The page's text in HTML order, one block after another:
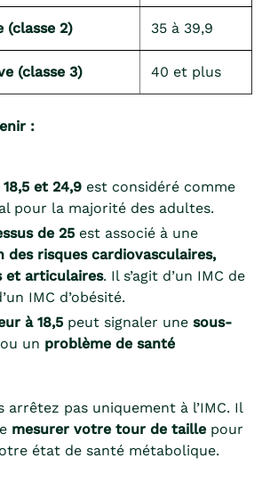
(classe 2) 35 à 39,9
(classe 3) 40 et plus
:
et 24,9 est considéré comme
pour la majorité des adultes.
de 25 est associé à une
des risques cardiovasculaires,
et articulaires. Il s’agit d’un IMC de
IMC d’obésité.
à 18,5 peut signaler une sous-
ou un problème de santé
arrêtez pas uniquement à l’IMC. Il
mesurer votre tour de taille pour
état de santé métabolique.